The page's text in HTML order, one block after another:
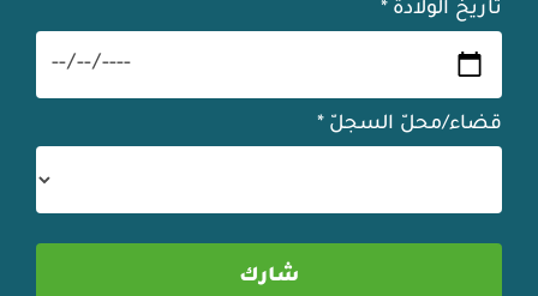
تاريخ الولادة *
قضاء/محلّ السجلّ *